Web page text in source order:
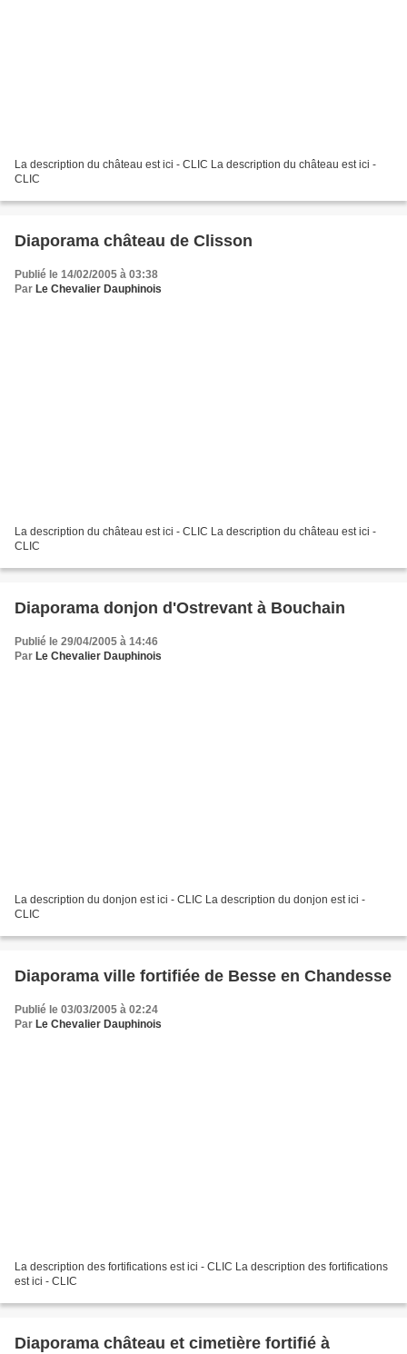
La description du château est ici - CLIC La description du château est ici -
CLIC
Diaporama château de Clisson
Publié le 14/02/2005 à 03:38
Par Le Chevalier Dauphinois
La description du château est ici - CLIC La description du château est ici -
CLIC
Diaporama donjon d'Ostrevant à Bouchain
Publié le 29/04/2005 à 14:46
Par Le Chevalier Dauphinois
La description du donjon est ici - CLIC La description du donjon est ici -
CLIC
Diaporama ville fortifiée de Besse en Chandesse
Publié le 03/03/2005 à 02:24
Par Le Chevalier Dauphinois
La description des fortifications est ici - CLIC La description des fortifications
est ici - CLIC
Diaporama château et cimetière fortifié à